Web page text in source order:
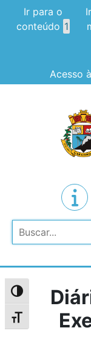
Alternar alto
Alternar tamanho
Ir para o
conteúdo 1
Acesso
Pesquisar